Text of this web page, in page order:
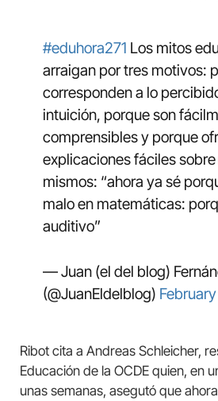
#eduhora271 Los mitos
arraigan por tres motivos:
corresponden a lo
intuición, porque son
comprensibles y porque
explicaciones fáciles
mismos: “ahora ya sé
malo en matemáticas:
auditivo”
— Juan (el del blog)
(@JuanEldelblog)
Ribot cita a Andreas Schleicher,
Educación de la OCDE quien, en
unas semanas, asegutó que